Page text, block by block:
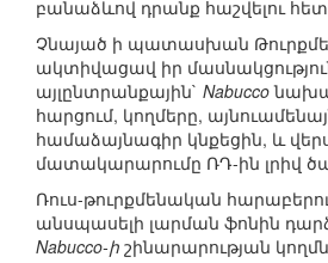
բանաձևով դրանք հաշվելու
Չնայած ի պատասխան
ակտիվացավ իր
այլընտրանքային` Nabucco
հարցում, կողմերը,
համաձայնագիր կնքեցին, և
մատակարարումը ՌԴ-ին լրիվ
Ռուս-թուրքմենական
անսպասելի լարման ֆոնին
Nabucco-ի շինարարության